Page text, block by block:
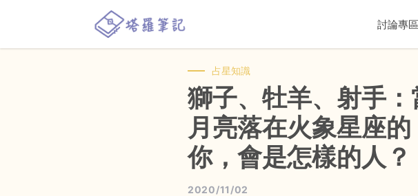
討論專區
占星知識
獅子、牡羊、射手：
月亮落在火象星座的
你，會是怎樣的人？
2020/11/02